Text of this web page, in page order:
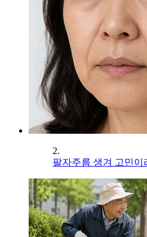
2.
팔자주름 생겨 고민이